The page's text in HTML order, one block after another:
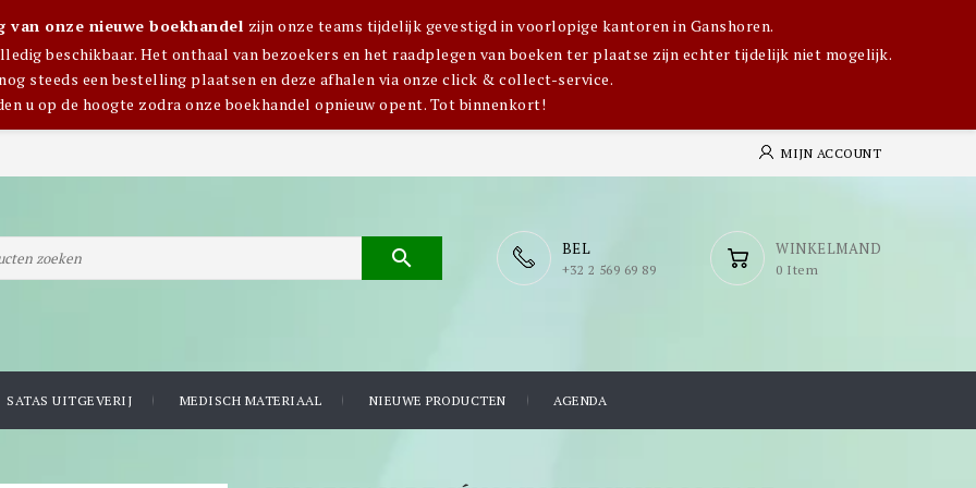
onze nieuwe boekhandel zijn onze teams tijdelijk gevestigd in voorlopige kantoren in Ganshoren.
beschikbaar. Het onthaal van bezoekers en het raadplegen van boeken ter plaatse zijn echter tijdelijk niet mogelijk.
steeds een bestelling plaatsen en deze afhalen via onze click & collect-service.
u op de hoogte zodra onze boekhandel opnieuw opent. Tot binnenkort!
MIJN ACCOUNT
WINKELMAND
0 Item
BEL
​+32 2 569 69 89

SATAS UITGEVERIJ MEDISCH MATERIAAL NIEUWE PRODUCTEN AGENDA